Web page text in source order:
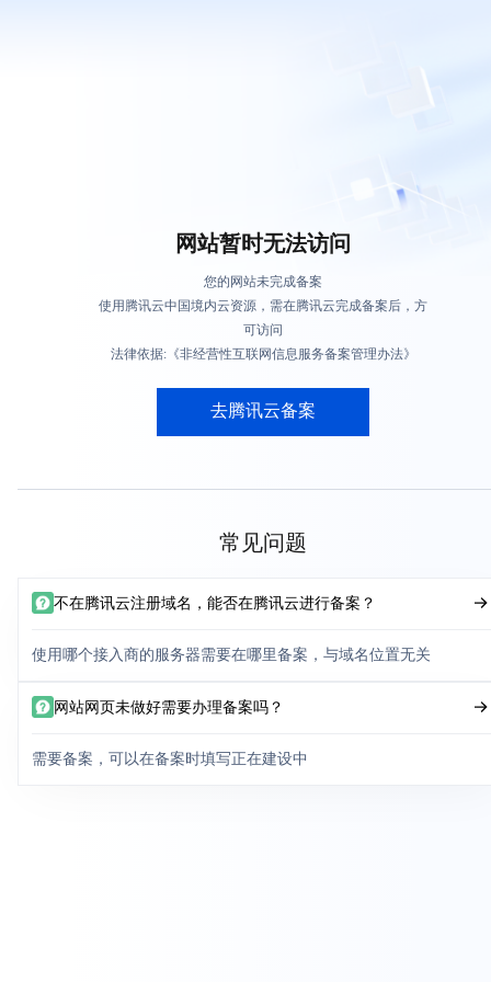
网站暂时无法访问
您的网站未完成备案
使用腾讯云中国境内云资源，需在腾讯云完成备案后，方
可访问
法律依据:《非经营性互联网信息服务备案管理办法》
去腾讯云备案
常见问题
不在腾讯云注册域名，能否在腾讯云进行备案？
使用哪个接入商的服务器需要在哪里备案，与域名位置无关
网站网页未做好需要办理备案吗？
需要备案，可以在备案时填写正在建设中